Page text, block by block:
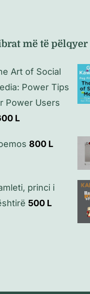
më të pëlqyer
Art of Social
Power Tips
Power Users
L
800 L
princi i
500 L